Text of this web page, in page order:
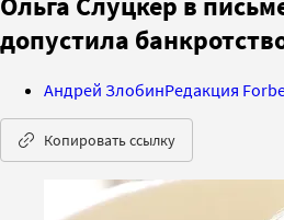
допустила
Андрей ЗлобинРедакция
Копировать ссылку